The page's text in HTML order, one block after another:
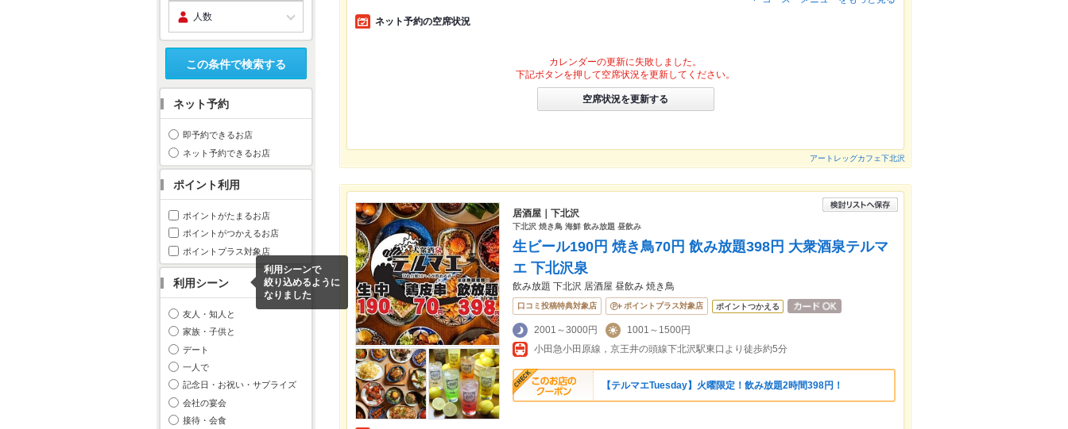
この条件で検索する
ネット予約
即予約できるお店
ネット予約できるお店
ポイント利用
ポイントがたまるお店
ポイントがつかえるお店
ポイントプラス対象店
利用シーン
利用シーンで
絞り込めるように
なりました
友人・知人と
家族・子供と
デート
一人で
記念日・お祝い・サプライズ
会社の宴会
接待・会食
ネット予約の空席状況
カレンダーの更新に失敗しました。
下記ボタンを押して空席状況を更新してください。
空席状況を更新する
アートレッグカフェ下北沢
居酒屋｜下北沢
下北沢 焼き鳥 海鮮 飲み放題 昼飲み
生ビール190円 焼き鳥70円 飲み放題398円 大衆酒泉テルマ
エ 下北沢泉
飲み放題 下北沢 居酒屋 昼飲み 焼き鳥
口コミ投稿特典対象店 ポイントプラス対象店 ポイントつかえる
2001～3000円
1001～1500円
小田急小田原線，京王井の頭線下北沢駅東口より徒歩約5分
【テルマエTuesday】火曜限定！飲み放題2時間398円！